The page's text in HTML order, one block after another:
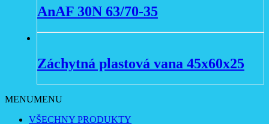
AnAF 30N 63/70-35
Záchytná plastová vana 45x60x25
MENUMENU
VŠECHNY PRODUKTY